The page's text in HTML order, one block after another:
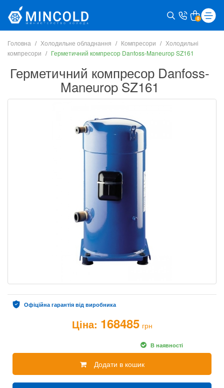
0
Головна Холодильне обладнання Компресори
Холодильні
компресори
Герметичний компресор Danfoss-Maneurop SZ161
Герметичний компресор Danfoss-
Maneurop SZ161
Офіційна гарантія від виробника
Ціна: 168485 грн
В наявності
Додати в кошик